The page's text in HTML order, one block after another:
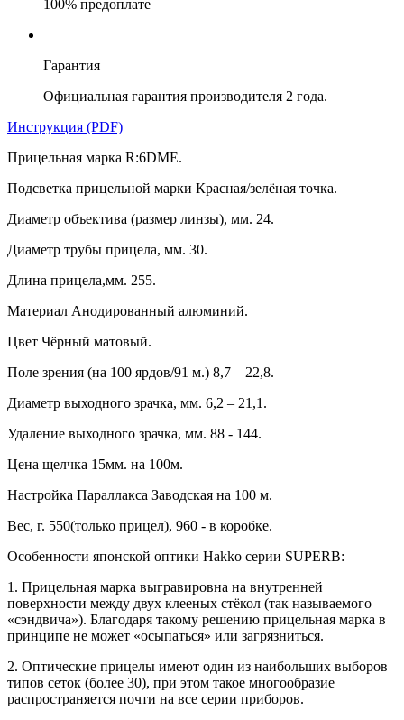
100% предоплате
Гарантия
Официальная гарантия производителя 2 года.
Инструкция (PDF)
Прицельная марка R:6DME.
Подсветка прицельной марки Красная/зелёная точка.
Диаметр объектива (размер линзы), мм. 24.
Диаметр трубы прицела, мм. 30.
Длина прицела,мм. 255.
Материал Анодированный алюминий.
Цвет Чёрный матовый.
Поле зрения (на 100 ярдов/91 м.) 8,7 – 22,8.
Диаметр выходного зрачка, мм. 6,2 – 21,1.
Удаление выходного зрачка, мм. 88 - 144.
Цена щелчка 15мм. на 100м.
Настройка Параллакса Заводская на 100 м.
Вес, г. 550(только прицел), 960 - в коробке.
Особенности японской оптики Hakko серии SUPERB:
1. Прицельная марка выгравировна на внутренней
поверхности между двух клееных стёкол (так называемого
«сэндвича»). Благодаря такому решению прицельная марка в
принципе не может «осыпаться» или загрязниться.
2. Оптические прицелы имеют один из наибольших выборов
типов сеток (более 30), при этом такое многообразие
распространяется почти на все серии приборов.